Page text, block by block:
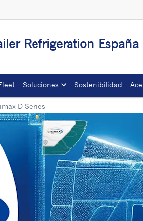
Refrigeration España
Soluciones Sostenibilidad
D Series